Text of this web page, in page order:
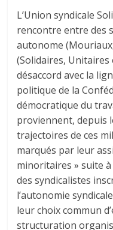
L’Union syndicale
rencontre entre des
autonome
(Solidaires,
désaccord avec la
politique de la
démocratique du
proviennent, depuis
trajectoires de ces
marqués par leur
minoritaires » suite
des syndicalistes
l’autonomie
leur choix commun
structuration